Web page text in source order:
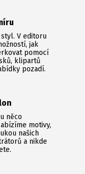
styl. V editoru
jak
pomocí
klipartů
pozadí.
něco
motivy,
našich
a nikde